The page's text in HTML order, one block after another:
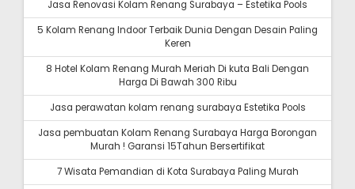
Jasa Renovasi Kolam Renang Surabaya – Estetika Pools
5 Kolam Renang Indoor Terbaik Dunia Dengan Desain Paling
Keren
8 Hotel Kolam Renang Murah Meriah Di kuta Bali Dengan
Harga Di Bawah 300 Ribu
Jasa perawatan kolam renang surabaya Estetika Pools
Jasa pembuatan Kolam Renang Surabaya Harga Borongan
Murah ! Garansi 15Tahun Bersertifikat
7 Wisata Pemandian di Kota Surabaya Paling Murah